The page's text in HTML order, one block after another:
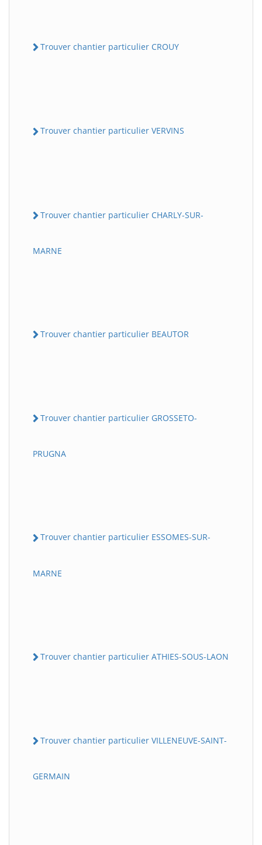
Trouver chantier particulier CROUY
Trouver chantier particulier VERVINS
Trouver chantier particulier CHARLY-SUR-
MARNE
Trouver chantier particulier BEAUTOR
Trouver chantier particulier GROSSETO-
PRUGNA
Trouver chantier particulier ESSOMES-SUR-
MARNE
Trouver chantier particulier ATHIES-SOUS-LAON
Trouver chantier particulier VILLENEUVE-SAINT-
GERMAIN